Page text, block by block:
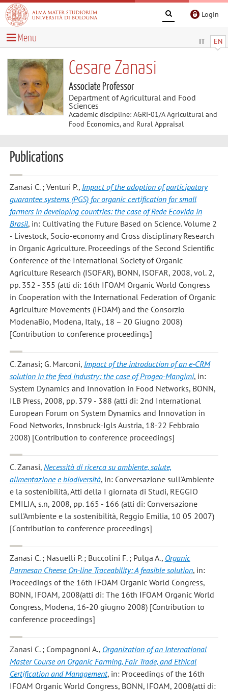
Login
IT EN
Menu
Cesare Zanasi
Associate Professor
Department of Agricultural and Food
Sciences
Academic discipline: AGRI-01/A Agricultural and
Food Economics, and Rural Appraisal
Publications
Zanasi C. ; Venturi P., Impact of the adoption of participatory
guarantee systems (PGS) for organic certification for small
farmers in developing countries: the case of Rede Ecovida in
Brasil, in: Cultivating the Future Based on Science. Volume 2
- Livestock, Socio-economy and Cross disciplinary Research
in Organic Agriculture. Proceedings of the Second Scientific
Conference of the International Society of Organic
Agriculture Research (ISOFAR), BONN, ISOFAR, 2008, vol. 2,
pp. 352 - 355 (atti di: 16th IFOAM Organic World Congress
in Cooperation with the International Federation of Organic
Agriculture Movements (IFOAM) and the Consorzio
ModenaBio, Modena, Italy., 18 – 20 Giugno 2008)
[Contribution to conference proceedings]
C. Zanasi; G. Marconi, Impact of the introduction of an e-CRM
solution in the feed industry: the case of Progeo-Mangimi, in:
System Dynamics and Innovation in Food Networks, BONN,
ILB Press, 2008, pp. 379 - 388 (atti di: 2nd International
European Forum on System Dynamics and Innovation in
Food Networks, Innsbruck-Igls Austria, 18-22 Febbraio
2008) [Contribution to conference proceedings]
C. Zanasi, Necessità di ricerca su ambiente, salute,
alimentazione e biodiversità, in: Conversazione sull'Ambiente
e la sostenibilità, Atti della I giornata di Studi, REGGIO
EMILIA, s.n, 2008, pp. 165 - 166 (atti di: Conversazione
sull'Ambiente e la sostenibilità, Reggio Emilia, 10 05 2007)
[Contribution to conference proceedings]
Zanasi C. ; Nasuelli P. ; Buccolini F. ; Pulga A., Organic
Parmesan Cheese On-line Traceability: A feasible solution, in:
Proceedings of the 16th IFOAM Organic World Congress,
BONN, IFOAM, 2008(atti di: The 16th IFOAM Organic World
Congress, Modena, 16-20 giugno 2008) [Contribution to
conference proceedings]
Zanasi C. ; Compagnoni A., Organization of an International
Master Course on Organic Farming, Fair Trade, and Ethical
Certification and Management, in: Proceedings of the 16th
IFOAM Organic World Congress, BONN, IFOAM, 2008(atti di: